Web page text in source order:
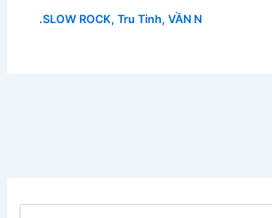
.SLOW ROCK,Tru Tinh,VẦN N
Tìm kiếm